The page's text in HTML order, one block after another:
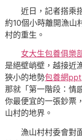
近日，記者搭乘
約10個小時離開漁山
村的重生。
女大生包養俱樂
是絕壁峭壁，越接近
狹小的地勢包養網ppt
那就「第一階段：情
你最便宜的一張鈔票
山村的地界。
漁山村村委會對